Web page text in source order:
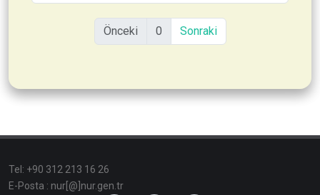
Önceki 0 Sonraki
Tel: +90 312 213 16 26
E-Posta : nur[@]nur.gen.tr